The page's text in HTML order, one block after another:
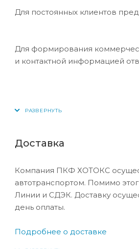
Для постоянных клиентов
Для формирования
и контактной информацией
Доставка
Компания ПКФ ХОТОКС
автотранспортом. Помимо
Линии и СДЭК. Доставку
день оплаты.
Подробнее о доставке